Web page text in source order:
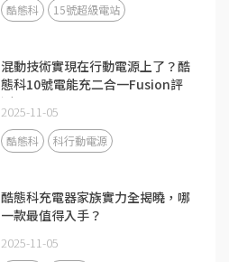
酷態科 15號超級電站
混動技術實現在行動電源上了？酷
態科10號電能充二合一Fusion評
測
2025-11-05
酷態科 科行動電源
酷態科充電器家族實力全揭曉，哪
一款最值得入手？
2025-11-05